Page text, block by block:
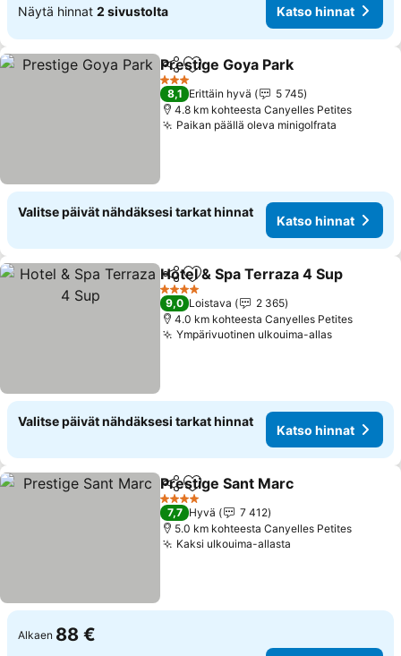
Näytä hinnat 2 sivustolta Katso hinnat
Jaa Lisää suosikkeihin
Prestige Goya Park
3 Tähtiluokitus
8,1 Erittäin hyvä
5 745
4.8 km kohteesta Canyelles Petites
Paikan päällä oleva minigolfrata
Valitse päivät nähdäksesi tarkat hinnat
Katso hinnat
Jaa Lisää suosikkeihin
Hotel & Spa Terraza 4 Sup
4 Tähtiluokitus
9,0 Loistava
2 365
4.0 km kohteesta Canyelles Petites
Ympärivuotinen ulkouima-allas
Valitse päivät nähdäksesi tarkat hinnat
Katso hinnat
Jaa Lisää suosikkeihin
Prestige Sant Marc
4 Tähtiluokitus
7,7 Hyvä
7 412
5.0 km kohteesta Canyelles Petites
Kaksi ulkouima-allasta
Alkaen 88 €